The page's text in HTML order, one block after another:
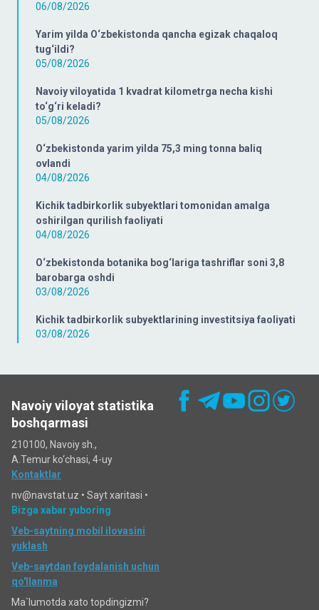
06/08/2026
Yarim yilda O‘zbekistonda qancha egizak chaqaloq
tug‘ildi?
05/08/2026
Navoiy viloyatida 1 kvadrat kilometrga necha kishi
to‘g‘ri keladi?
05/08/2026
O‘zbekistonda yarim yilda 75,3 ming tonna baliq
ovlandi
04/08/2026
Kichik tadbirkorlik subyektlari tomonidan amalga
oshirilgan qurilish faoliyati
04/08/2026
O‘zbekistonda botanika bog‘lariga tashriflar soni 3,8
barobarga oshdi
03/08/2026
Kichik tadbirkorlik subyektlarining investitsiya faoliyati
03/08/2026
Navoiy viloyat statistika
boshqarmasi
210100, Navoiy sh.,
A.Temur ko‘chаsi, 4-uy
Kontaktlar
nv@navstat.uz • Sayt xaritasi •
Bizga xabar yuboring
Veb-saytning mobil ilovasini
yuklash
Veb-saytdan foydalanish uchun
qo'llanma
Ma`lumotda xato topdingizmi?